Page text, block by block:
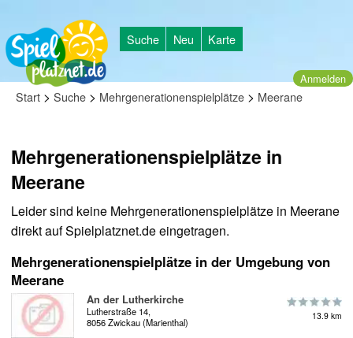
Suche Neu Karte
Anmelden
Start > Suche > Mehrgenerationenspielplätze > Meerane
Mehrgenerationenspielplätze in
Meerane
Leider sind keine Mehrgenerationenspielplätze in Meerane
direkt auf Spielplatznet.de eingetragen.
Mehrgenerationenspielplätze in der Umgebung von
Meerane
An der Lutherkirche
Lutherstraße 14,
8056 Zwickau (Marienthal)
13.9 km